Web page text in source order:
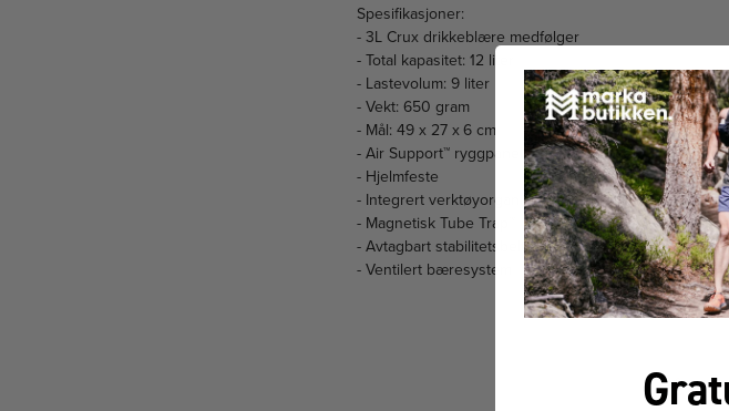
Spesifikasjoner:
- 3L Crux drikkeblære medfølger
- Total kapasitet: 12 liter
- Lastevolum: 9 liter
- Vekt: 650 gram
- Mål: 49 x 27 x 6 cm
- Air Support™ ryggpanel
- Hjelmfeste
- Integrert verktøyorganisering
- Magnetisk Tube Trap™
- Avtagbart stabilitetsbelte
- Ventilert bæresystem
FÅR